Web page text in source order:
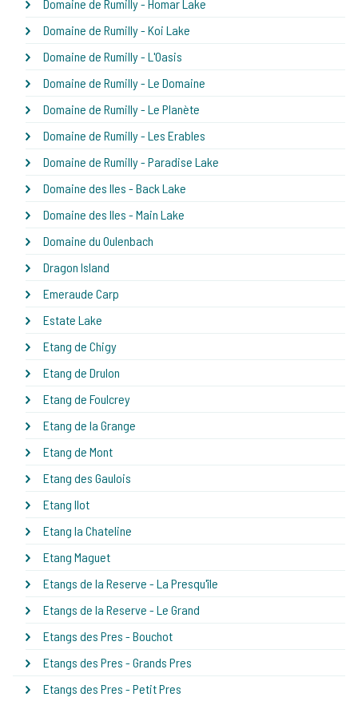
Domaine de Rumilly - Homar Lake
Domaine de Rumilly - Koi Lake
Domaine de Rumilly - L'Oasis
Domaine de Rumilly - Le Domaine
Domaine de Rumilly - Le Planète
Domaine de Rumilly - Les Erables
Domaine de Rumilly - Paradise Lake
Domaine des Iles - Back Lake
Domaine des Iles - Main Lake
Domaine du Oulenbach
Dragon Island
Emeraude Carp
Estate Lake
Etang de Chigy
Etang de Drulon
Etang de Foulcrey
Etang de la Grange
Etang de Mont
Etang des Gaulois
Etang Ilot
Etang la Chateline
Etang Maguet
Etangs de la Reserve - La Presqu'île
Etangs de la Reserve - Le Grand
Etangs des Pres - Bouchot
Etangs des Pres - Grands Pres
Etangs des Pres - Petit Pres